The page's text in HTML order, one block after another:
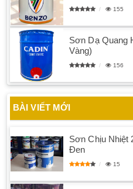
155
Sơn Dạ Quang
Vàng)
156
BÀI VIẾT MỚI
Sơn Chịu Nhiệt
Đen
15